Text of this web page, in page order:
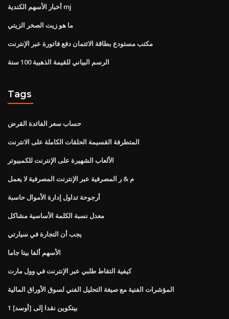
أخبار الأسهم الكندية mj
ما هو زيت الصخر الزيتي
مكتب مستودع بطاقة الائتمان دفع فاتورة عبر الإنترنت
الرسم البياني للقيمة الذهبية 100 سنة
Tags
حساب سعر الفائدة القرض
المتطرفة القسيمة الحلقات الكاملة على الانترنت
الألعاب الشهيرة على الإنترنت للكمبيوتر
م & ر المصرفية عبر الإنترنت المصرفية لا يعمل
أرجوحة تداول إدارة الأموال حاسبة
معدل نسبة الكلمة الأساسية مشاكل
يجب أن التجارة في سيارتي
الأسهم ألفا بيتا جاما
كيفية التقاط طلبي عبر الإنترنت في وول مارت
المؤشرات الفنية مع صيغة التحليل الفني لسوق الأوراق المالية
1 بيتكوين نقدا إلى [أوسد]